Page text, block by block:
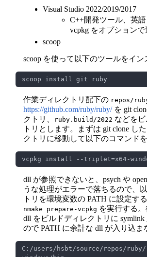
Visual Studio 2022/2019/2017
C++開発ツール、英語
vcpkg をオプションで
scoop
scoop を使って以下のツールをイン
作業ディレクトリ配下の repos/
https://github.com/ruby/ruby/を git
クトリ、
ruby.build/2022 などを
トリとします。まずは git clone し
クトリに移動して以下のコマンドを
dll が参照できないと、psych や
うな処理がエラーで落ちるので、
トリを環境変数の PATH に設定す
nmake prepare-vcpkg を実行する
dll をビルドディレクトリに symlink
ので PATH に余計な dll が入り込ま
C:/users/hsbt/source/repos/